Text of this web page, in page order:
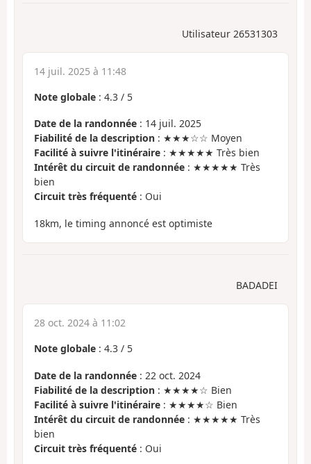
Utilisateur 26531303
14 juil. 2025 à 11:48
Note globale : 4.3 / 5
Date de la randonnée : 14 juil. 2025
Fiabilité de la description : ★★★☆☆ Moyen
Facilité à suivre l'itinéraire : ★★★★★ Très bien
Intérêt du circuit de randonnée : ★★★★★ Très
bien
Circuit très fréquenté : Oui
18km, le timing annoncé est optimiste
BADADEI
28 oct. 2024 à 11:02
Note globale : 4.3 / 5
Date de la randonnée : 22 oct. 2024
Fiabilité de la description : ★★★★☆ Bien
Facilité à suivre l'itinéraire : ★★★★☆ Bien
Intérêt du circuit de randonnée : ★★★★★ Très
bien
Circuit très fréquenté : Oui